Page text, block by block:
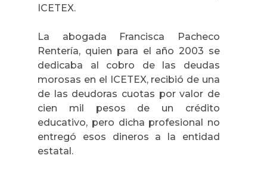
ICETEX.
La abogada Francisca Pacheco
Rentería, quien para el año 2003 se
dedicaba al cobro de las deudas
morosas en el ICETEX, recibió de una
de las deudoras cuotas por valor de
cien mil pesos de un crédito
educativo, pero dicha profesional no
entregó esos dineros a la entidad
estatal.